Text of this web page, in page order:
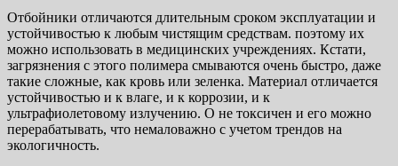
Отбойники отличаются длительным сроком эксплуатации и
устойчивостью к любым чистящим средствам. поэтому их
можно использовать в медицинских учреждениях. Кстати,
загрязнения с этого полимера смываются очень быстро, даже
такие сложные, как кровь или зеленка. Материал отличается
устойчивостью и к влаге, и к коррозии, и к
ультрафиолетовому излучению. О не токсичен и его можно
перерабатывать, что немаловажно с учетом трендов на
экологичность.